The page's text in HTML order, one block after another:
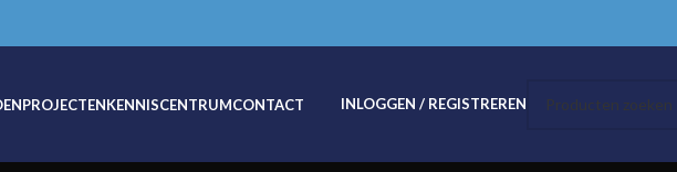
PROJECTENKENNISCENTRUMCONTACT INLOGGEN / REGISTREREN